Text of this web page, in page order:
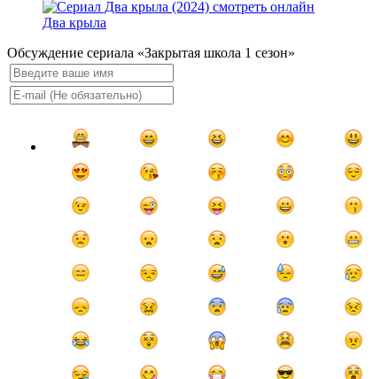
Два крыла
Обсуждение сериала «Закрытая школа 1 сезон»